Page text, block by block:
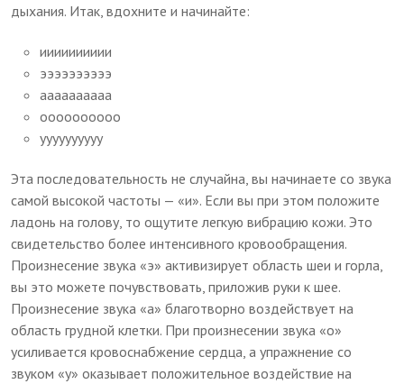
дыхания. Итак, вдохните и начинайте:
ииииииииии
ээээээээээ
аааааааааа
оооооооооо
уууууууууу
Эта последовательность не случайна, вы начинаете со звука
самой высокой частоты — «и». Если вы при этом положите
ладонь на голову, то ощутите легкую вибрацию кожи. Это
свидетельство более интенсивного кровообращения.
Произнесение звука «э» активизирует область шеи и горла,
вы это можете почувствовать, приложив руки к шее.
Произнесение звука «а» благотворно воздействует на
область грудной клетки. При произнесении звука «о»
усиливается кровоснабжение сердца, а упражнение со
звуком «у» оказывает положительное воздействие на